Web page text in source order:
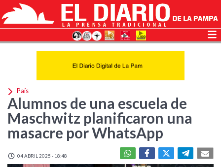
País
Alumnos de una escuela de
Maschwitz planificaron una
masacre por WhatsApp
04 ABRIL 2025 - 18:48